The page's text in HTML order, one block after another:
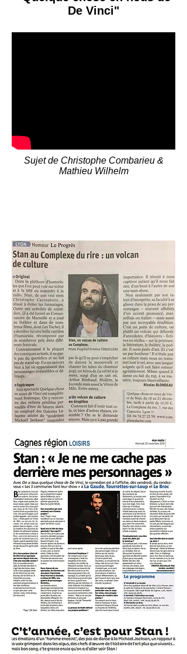
De Vinci"
Sujet de Christophe Combarieu &
Mathieu Wilhelm